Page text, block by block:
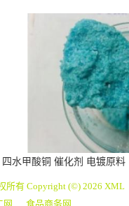
四水甲酸铜 催化剂 电镀原
所有 Copyright (©) 2026 XML
网 食品商务网